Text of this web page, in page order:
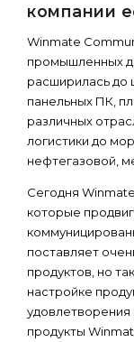
компании
Winmate
промышленных
расширилась до
панельных ПК,
различных
логистики до
нефтегазовой,
Сегодня
которые
поставляет
продуктов, но
настройке
продукты